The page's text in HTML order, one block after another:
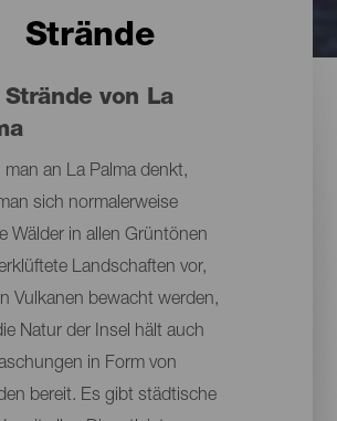
Strände
von La
man an La Palma denkt,
sich normalerweise
Wälder in allen Grüntönen
Landschaften vor,
Vulkanen bewacht werden,
Natur der Insel hält auch
in Form von
bereit. Es gibt städtische